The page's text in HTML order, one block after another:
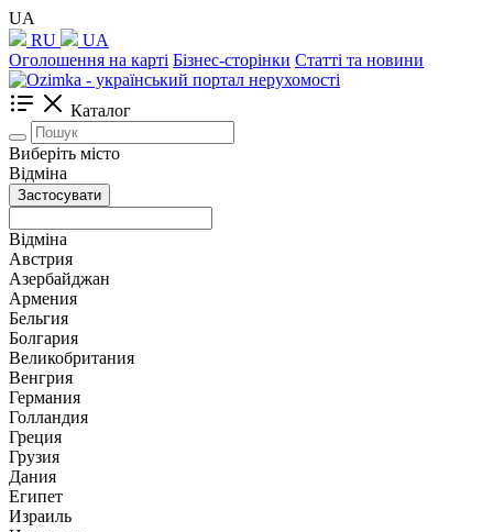
UA
RU
UA
Оголошення на карті Бізнес-сторінки Статті та новини
Каталог
Виберіть місто
Відміна
Застосувати
Відміна
Австрия
Азербайджан
Армения
Бельгия
Болгария
Великобритания
Венгрия
Германия
Голландия
Греция
Грузия
Дания
Египет
Израиль